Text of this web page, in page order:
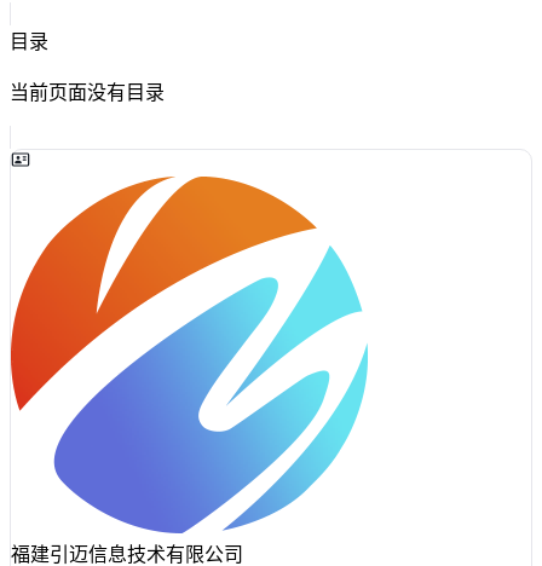
目录
当前页面没有目录
福建引迈信息技术有限公司